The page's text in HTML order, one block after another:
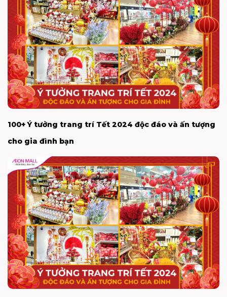
100+ Ý tưởng trang trí Tết 2024 độc đáo và ấn tượng
cho gia đình bạn